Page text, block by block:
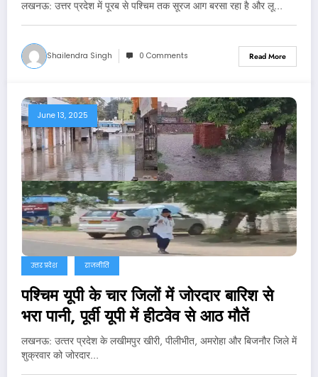
लखनऊ: उत्तर प्रदेश में पूरब से पश्चिम तक सूरज आग बरसा रहा है और लू…
Shailendra Singh 0 Comments Read More
June 13, 2025
उत्तर प्रदेश राजनीति
पश्चिम यूपी के चार जिलों में जोरदार बारिश से
भरा पानी, पूर्वी यूपी में हीटवेव से आठ मौतें
लखनऊ: उत्‍तर प्रदेश के लखीमपुर खीरी, पीलीभीत, अमरोहा और बिजनौर जिले में
शुक्रवार को जोरदार…